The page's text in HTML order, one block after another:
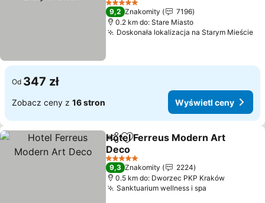
5 Kategoria
9,2 Znakomity
7196
0.2 km do: Stare Miasto
Doskonała lokalizacja na Starym Mieście
Od 347 zł
Zobacz ceny z 16 stron Wyświetl ceny
Udostępnij
Dodaj do ulubionych
Hotel Ferreus Modern Art
Deco
5 Kategoria
9,3 Znakomity
2224
0.5 km do: Dworzec PKP Kraków
Sanktuarium wellness i spa